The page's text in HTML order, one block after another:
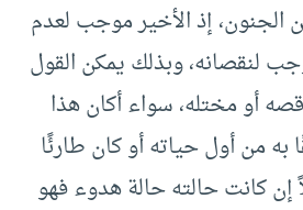
الجنون، إذ الأخير موجب لعدم
لنقصانه، وبذلك يمكن القول
أو مختله، سواء أكان هذا
من أول حياته أو كان طارئًا
إن كانت حالته حالة هدوء فهو